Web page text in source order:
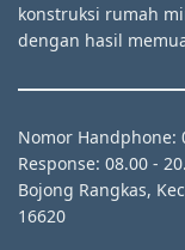
konstruksi rumah
dengan hasil
Nomor Handphone:
Response: 08.00 -
Bojong Rangkas,
16620